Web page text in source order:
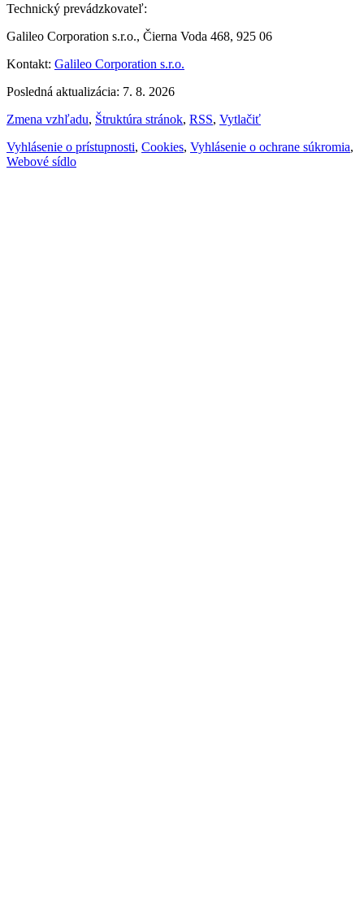
Technický prevádzkovateľ:
Galileo Corporation s.r.o., Čierna Voda 468, 925 06
Kontakt: Galileo Corporation s.r.o.
Posledná aktualizácia: 7. 8. 2026
Zmena vzhľadu, Štruktúra stránok, RSS, Vytlačiť
Vyhlásenie o prístupnosti, Cookies, Vyhlásenie o ochrane súkromia,
Webové sídlo